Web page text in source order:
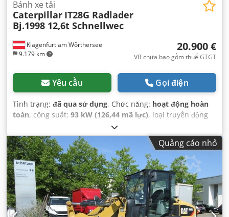
Klagenfurt am Wörthersee
9.179 km
Bánh xe tải
Caterpillar IT28G Radlader
Bj.1998 12,6t Schnellwec
20.900 €
VB chưa bao gồm thuế GTGT
Yêu cầu Gọi điện
Tình trạng: đã qua sử dụng, Chức năng: hoạt động hoàn
toàn, công suất: 93 kW (126,44 mã lực), loại truyền động
, loại nhiên liệu:
không tải:12.600 kg, trọng lượng vận hành:12.600 kg, cấu
hình trục:4x4, đăng ký lần đầu:10/1998 , Năm sản xuất:
1998, giờ hoạt động:17.762 h, nhiên liệu:diesel, Thiết bị:
càng nâng pallet, dẫn động bốn bánh,
Quảng cáo nhỏ